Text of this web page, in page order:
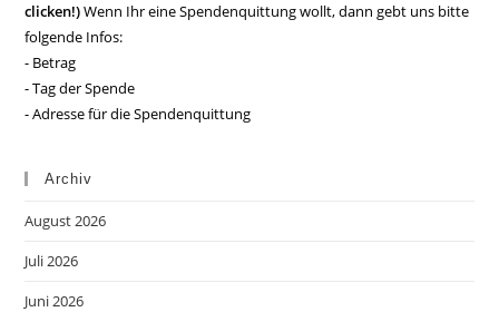
clicken!)Wenn Ihr eine Spendenquittung wollt, dann gebt uns bitte
folgende Infos:
- Betrag
- Tag der Spende
- Adresse für die Spendenquittung
Archiv
August 2026
Juli 2026
Juni 2026